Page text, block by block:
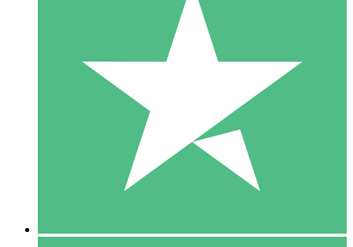
Paquetes de Créditos Individuales
Paga según el uso con créditos de descarga. Sin compromiso
10 00